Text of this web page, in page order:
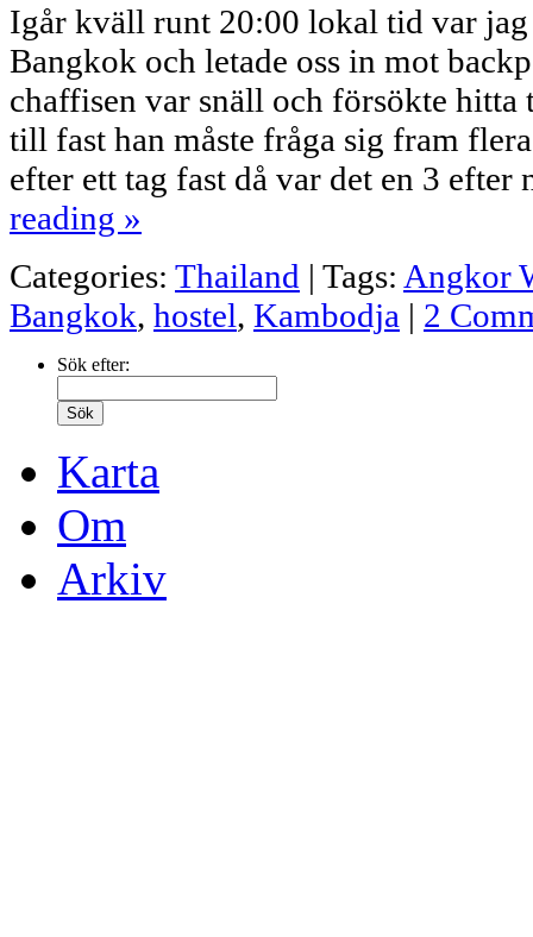
Igår kväll runt 20:00 lokal tid var
Bangkok och letade oss in mot
chaffisen var snäll och försökte
till fast han måste fråga sig fram
efter ett tag fast då var det en 3
reading »
Categories: Thailand | Tags: Angkor
Bangkok, hostel, Kambodja | 2
Sök efter:
Karta
Om
Arkiv